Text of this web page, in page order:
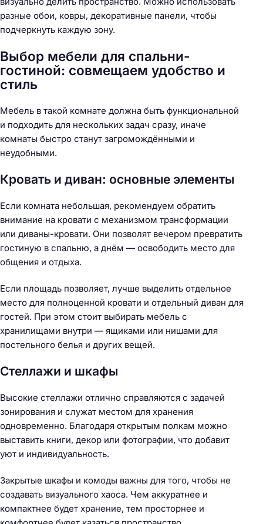
разные обои, ковры, декоративные панели, чтобы
подчеркнуть каждую зону.
Выбор мебели для спальни-
гостиной: совмещаем удобство и
стиль
Мебель в такой комнате должна быть функциональной
и подходить для нескольких задач сразу, иначе
комнаты быстро станут загромождёнными и
неудобными.
Кровать и диван: основные элементы
Если комната небольшая, рекомендуем обратить
внимание на кровати с механизмом трансформации
или диваны-кровати. Они позволят вечером превратить
гостиную в спальню, а днём — освободить место для
общения и отдыха.
Если площадь позволяет, лучше выделить отдельное
место для полноценной кровати и отдельный диван для
гостей. При этом стоит выбирать мебель с
хранилищами внутри — ящиками или нишами для
постельного белья и других вещей.
Стеллажи и шкафы
Высокие стеллажи отлично справляются с задачей
зонирования и служат местом для хранения
одновременно. Благодаря открытым полкам можно
выставить книги, декор или фотографии, что добавит
уют и индивидуальность.
Закрытые шкафы и комоды важны для того, чтобы не
создавать визуального хаоса. Чем аккуратнее и
компактнее будет хранение, тем просторнее и